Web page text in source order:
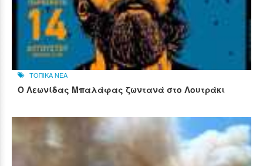
ΤΟΠΙΚΑ ΝΕΑ
Ο Λεωνίδας Μπαλάφας ζωντανά στο Λουτράκι